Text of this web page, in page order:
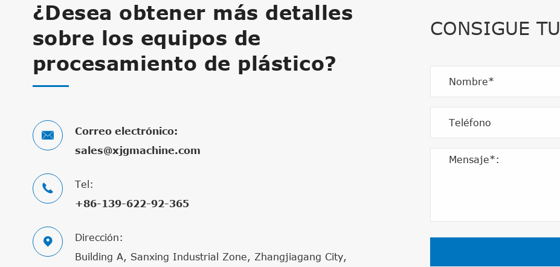
¿Desea obtener más detalles
sobre los equipos de
procesamiento de plástico?

Correo electrónico:
sales@xjgmachine.com

Tel:
+86-139-622-92-365

Dirección:
Building A, Sanxing Industrial Zone, Zhangjiagang City,
CONSIGUE TU